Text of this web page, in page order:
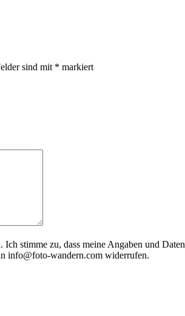
sind mit * markiert
Ich stimme zu, dass meine Angaben und
info@foto-wandern.com widerrufen.